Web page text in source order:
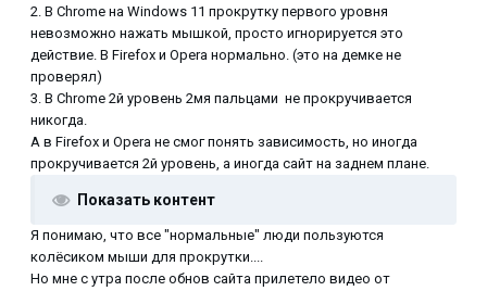
2. В Chrome на Windows 11 прокрутку первого уровня
невозможно нажать мышкой, просто игнорируется это
действие. В Firefox и Opera нормально. (это на демке не
проверял)
3. В Chrome 2й уровень 2мя пальцами не прокручивается
никогда.
А в Firefox и Opera не смог понять зависимость, но иногда
прокручивается 2й уровень, а иногда сайт на заднем плане.
Показать контент
Я понимаю, что все "нормальные" люди пользуются
колёсиком мыши для прокрутки....
Но мне с утра после обнов сайта прилетело видео от